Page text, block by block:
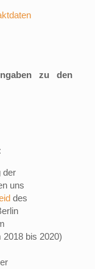
zu den
der
uns
des
2018 bis 2020)